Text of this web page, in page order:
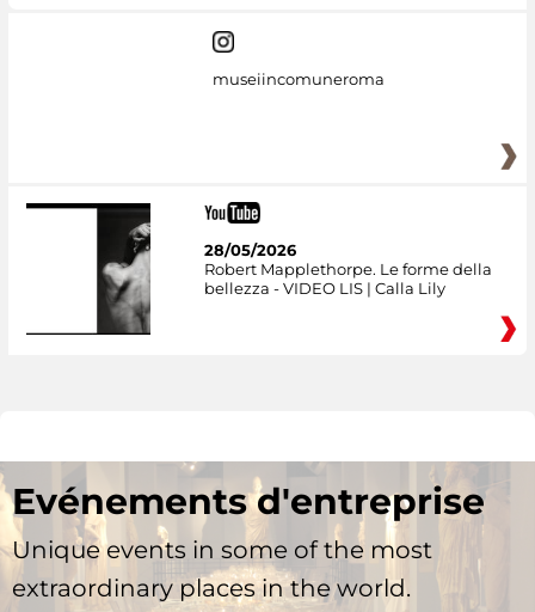
museiincomuneroma
28/05/2026
Robert Mapplethorpe. Le forme della
bellezza - VIDEO LIS | Calla Lily
Evénements d'entreprise
Unique events in some of the most
extraordinary places in the world.